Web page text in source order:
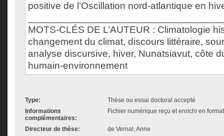
positive de l’Oscillation nord-atlantique en
MOTS-CLÉS DE L’AUTEUR : Climatologie
changement du climat, discours littéraire,
analyse discursive, hiver, Nunatsiavut, côte
humain-environnement
Type:
Thèse ou essai doctoral accepté
Informations
complémentaires:
Fichier numérique reçu et enrichi en
Directeur de thèse: de Vernal, Anne